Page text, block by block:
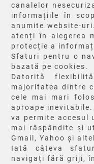
canalelor
informațiile în
anumite website-
atenți în alegerea
protecție a
Sfaturi pentru o
bazată pe cookies.
Datorită
majoritatea dintre
cele mai mari
aproape
va permite accesul
mai răspândite și
Gmail, Yahoo și
Iată câteva
navigați fără griji,